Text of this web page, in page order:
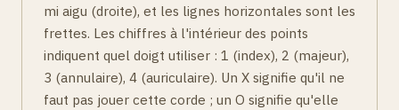
mi aigu (droite), et les lignes horizontales sont les
frettes. Les chiffres à l'intérieur des points
indiquent quel doigt utiliser : 1 (index), 2 (majeur),
3 (annulaire), 4 (auriculaire). Un X signifie qu'il ne
faut pas jouer cette corde ; un O signifie qu'elle